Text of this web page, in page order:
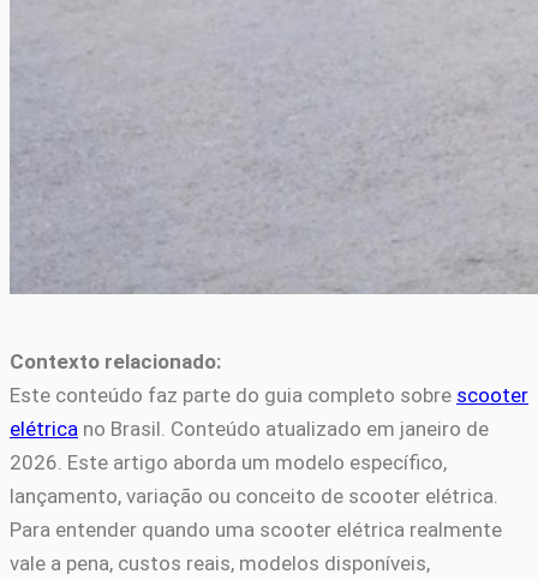
Contexto relacionado:
Este conteúdo faz parte do guia completo sobre scooter
elétrica no Brasil. Conteúdo atualizado em janeiro de
2026. Este artigo aborda um modelo específico,
lançamento, variação ou conceito de scooter elétrica.
Para entender quando uma scooter elétrica realmente
vale a pena, custos reais, modelos disponíveis,